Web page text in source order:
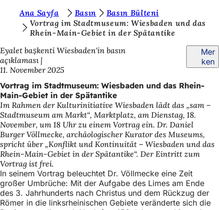
Inhalt anspringen
e
b
e
f
i
n
d
e
n
s
i
Ana Sayfa Basın
Basın Bülteni
Vortrag im Stadtmuseum: Wiesbaden und das
Rhein-Main-Gebiet in der Spätantike
Eyalet başkenti Wiesbaden'in basın
açıklaması
11. November 2025
Mer
ken
Vortrag im Stadtmuseum: Wiesbaden und das Rhein-
Main-Gebiet in der Spätantike
Im Rahmen der Kulturinitiative Wiesbaden lädt das „sam –
Stadtmuseum am Markt“, Marktplatz, am Dienstag, 18.
November, um 18 Uhr zu einem Vortrag ein. Dr. Daniel
Burger Völlmecke, archäologischer Kurator des Museums,
spricht über „Konflikt und Kontinuität – Wiesbaden und das
Rhein-Main-Gebiet in der Spätantike“. Der Eintritt zum
Vortrag ist frei.
In seinem Vortrag beleuchtet Dr. Völlmecke eine Zeit
großer Umbrüche: Mit der Aufgabe des Limes am Ende
des 3. Jahrhunderts nach Christus und dem Rückzug der
Römer in die linksrheinischen Gebiete veränderte sich die